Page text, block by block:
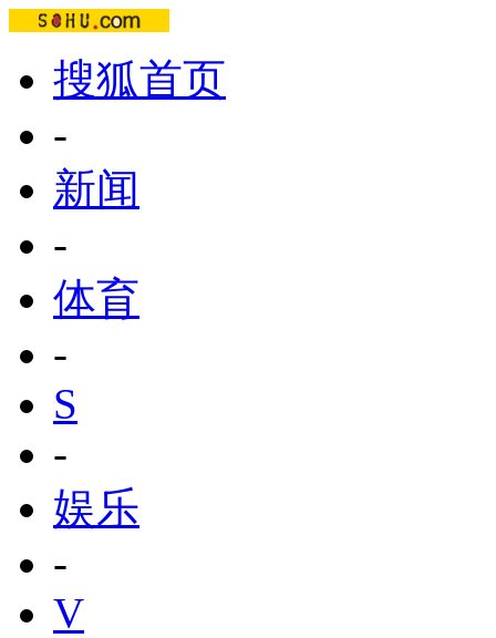
搜狐首页
-
新闻
-
体育
-
S
-
娱乐
-
V